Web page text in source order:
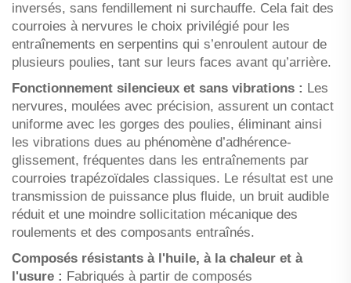
inversés, sans fendillement ni surchauffe. Cela fait des
courroies à nervures le choix privilégié pour les
entraînements en serpentins qui s’enroulent autour de
plusieurs poulies, tant sur leurs faces avant qu’arrière.
Fonctionnement silencieux et sans vibrations : Les
nervures, moulées avec précision, assurent un contact
uniforme avec les gorges des poulies, éliminant ainsi
les vibrations dues au phénomène d’adhérence-
glissement, fréquentes dans les entraînements par
courroies trapézoïdales classiques. Le résultat est une
transmission de puissance plus fluide, un bruit audible
réduit et une moindre sollicitation mécanique des
roulements et des composants entraînés.
Composés résistants à l'huile, à la chaleur et à
l'usure : Fabriqués à partir de composés